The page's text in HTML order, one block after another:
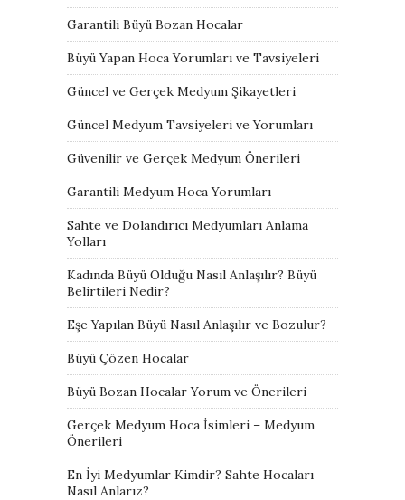
Garantili Büyü Bozan Hocalar
Büyü Yapan Hoca Yorumları ve Tavsiyeleri
Güncel ve Gerçek Medyum Şikayetleri
Güncel Medyum Tavsiyeleri ve Yorumları
Güvenilir ve Gerçek Medyum Önerileri
Garantili Medyum Hoca Yorumları
Sahte ve Dolandırıcı Medyumları Anlama
Yolları
Kadında Büyü Olduğu Nasıl Anlaşılır? Büyü
Belirtileri Nedir?
Eşe Yapılan Büyü Nasıl Anlaşılır ve Bozulur?
Büyü Çözen Hocalar
Büyü Bozan Hocalar Yorum ve Önerileri
Gerçek Medyum Hoca İsimleri – Medyum
Önerileri
En İyi Medyumlar Kimdir? Sahte Hocaları
Nasıl Anlarız?